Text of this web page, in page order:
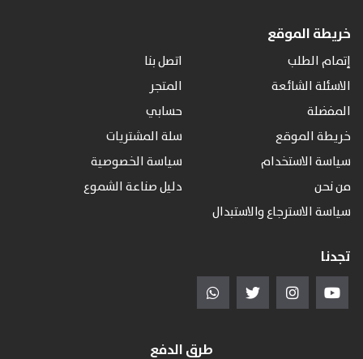
خريطة الموقع
إتمام الطلب
اتصل بنا
الاسئلة الشائعة
المتجر
المفضلة
حسابي
خريطة الموقع
سلة المشتريات
سياسة الاستخدام
سياسة الخصوصية
من نحن
دليل صناعة الشموع
سياسة الاسترجاع والاستبدال
تجدنا
طرق الدفع